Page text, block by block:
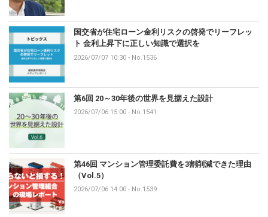
国交省が住宅ローン金利リスクの啓発でリーフレッ
ト 金利上昇下に正しい知識で選択を
2026/07/07 10:30 - No.1536
第6回 20～30年後の世界を見据えた設計
2026/07/06 15:00 - No.1541
第46回 マンション管理委託費を3割削減できた理由
（Vol.5）
2026/07/06 14:00 - No.1539